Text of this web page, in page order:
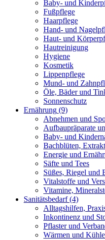
Baby- und
Fußpflege
Haarpflege
Hand- und
Haut- und
Hautreinigung
Hygiene
Kosmetik
Lippenpflege
Mund- und
Öle, Bäder und
Sonnenschutz
Ernährung (9)
Abnehmen und
Aufbaupräparate
Baby- und
Bachblüten,
Energie und
Säfte und Tees
Süßes, Riegel und
Vitalstoffe und
Vitamine,
Sanitätsbedarf(4)
Alltagshilfen,
Inkontinenz und
Pflaster und
Wärmen und